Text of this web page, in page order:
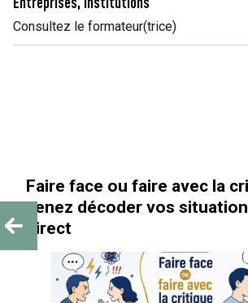
Consultez le formateur(trice)
faire avec la critique :
vos situations réelles en